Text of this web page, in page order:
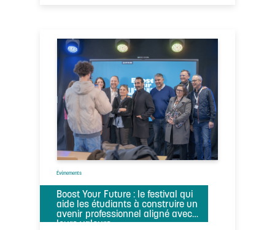
Évènements
Boost Your Future : le festival qui
aide les étudiants à construire un
avenir professionnel aligné avec
leurs valeurs